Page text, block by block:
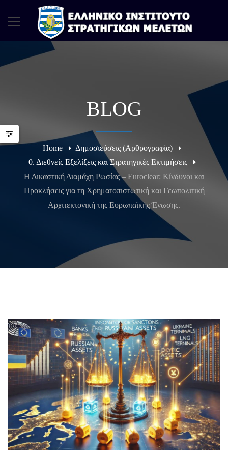
BLOG
Home
Δημοσιεύσεις (Αρθρογραφία)
0. Διεθνείς Εξελίξεις και Στρατηγικές Εκτιμήσεις
Η Δικαστική Διαμάχη Ρωσίας – Euroclear: Κίνδυνοι και
Προκλήσεις για τη Χρηματοπιστωτική και Γεωπολιτική
Αρχιτεκτονική της Ευρωπαϊκής Ένωσης.